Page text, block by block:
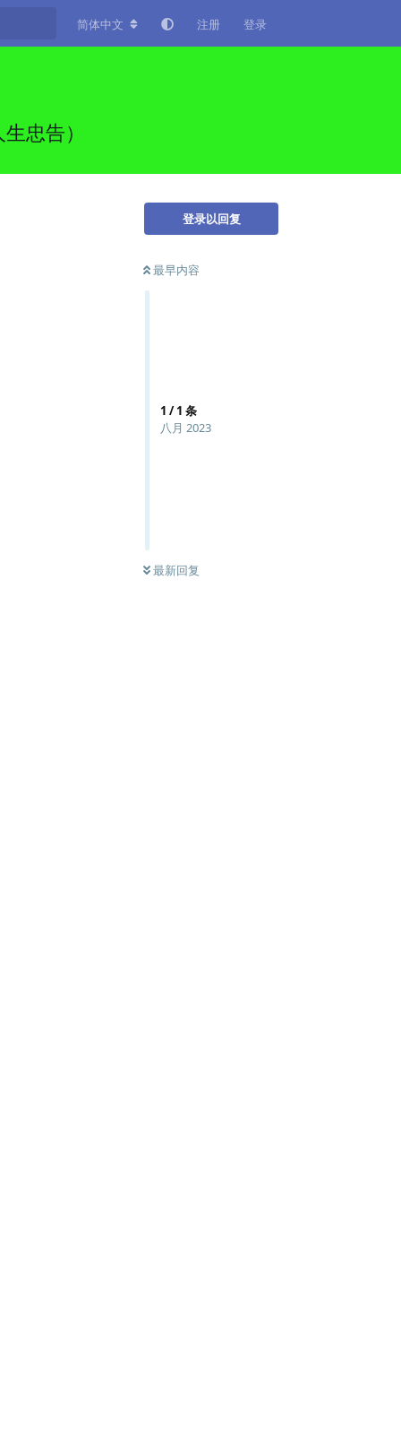
简体中文 注册 登录
忠告）
登录以回复
最早内容
1 /1 条
八月 2023
最新回复